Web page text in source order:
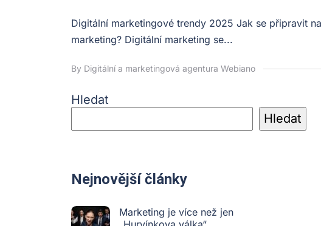
Digitální marketingové trendy 2025 Jak se připravit
marketing? Digitální marketing se...
By Digitální a marketingová agentura Webiano
Hledat
Hledat
Nejnovější články
Marketing je více než jen